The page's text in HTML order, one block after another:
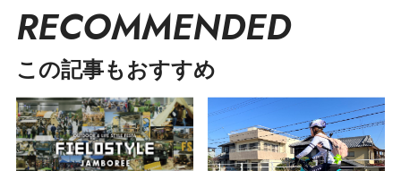
RECOMMENDED
この記事もおすすめ